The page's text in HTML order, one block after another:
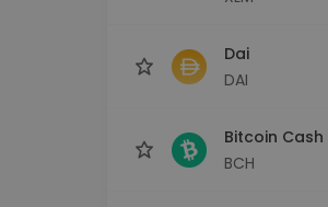
Dai
DAI
Bitcoin Cash
BCH